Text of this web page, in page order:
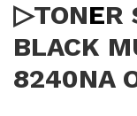
▷TONER
BLACK
8240NA